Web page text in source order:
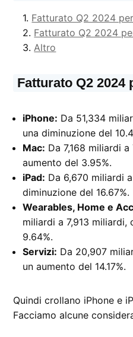
Fatturato Q2 2024
Fatturato Q2 2024
Altro
Fatturato Q2 2024
iPhone: Da 51,334
una diminuzione del
Mac: Da 7,168 miliardi
aumento del 3.95%.
iPad: Da 6,670 miliardi
diminuzione del 16.67%.
Wearables, Home e
miliardi a 7,913 miliardi,
9.64%.
Servizi: Da 20,907
un aumento del 14.17%.
Quindi crollano iPhone e
Facciamo alcune